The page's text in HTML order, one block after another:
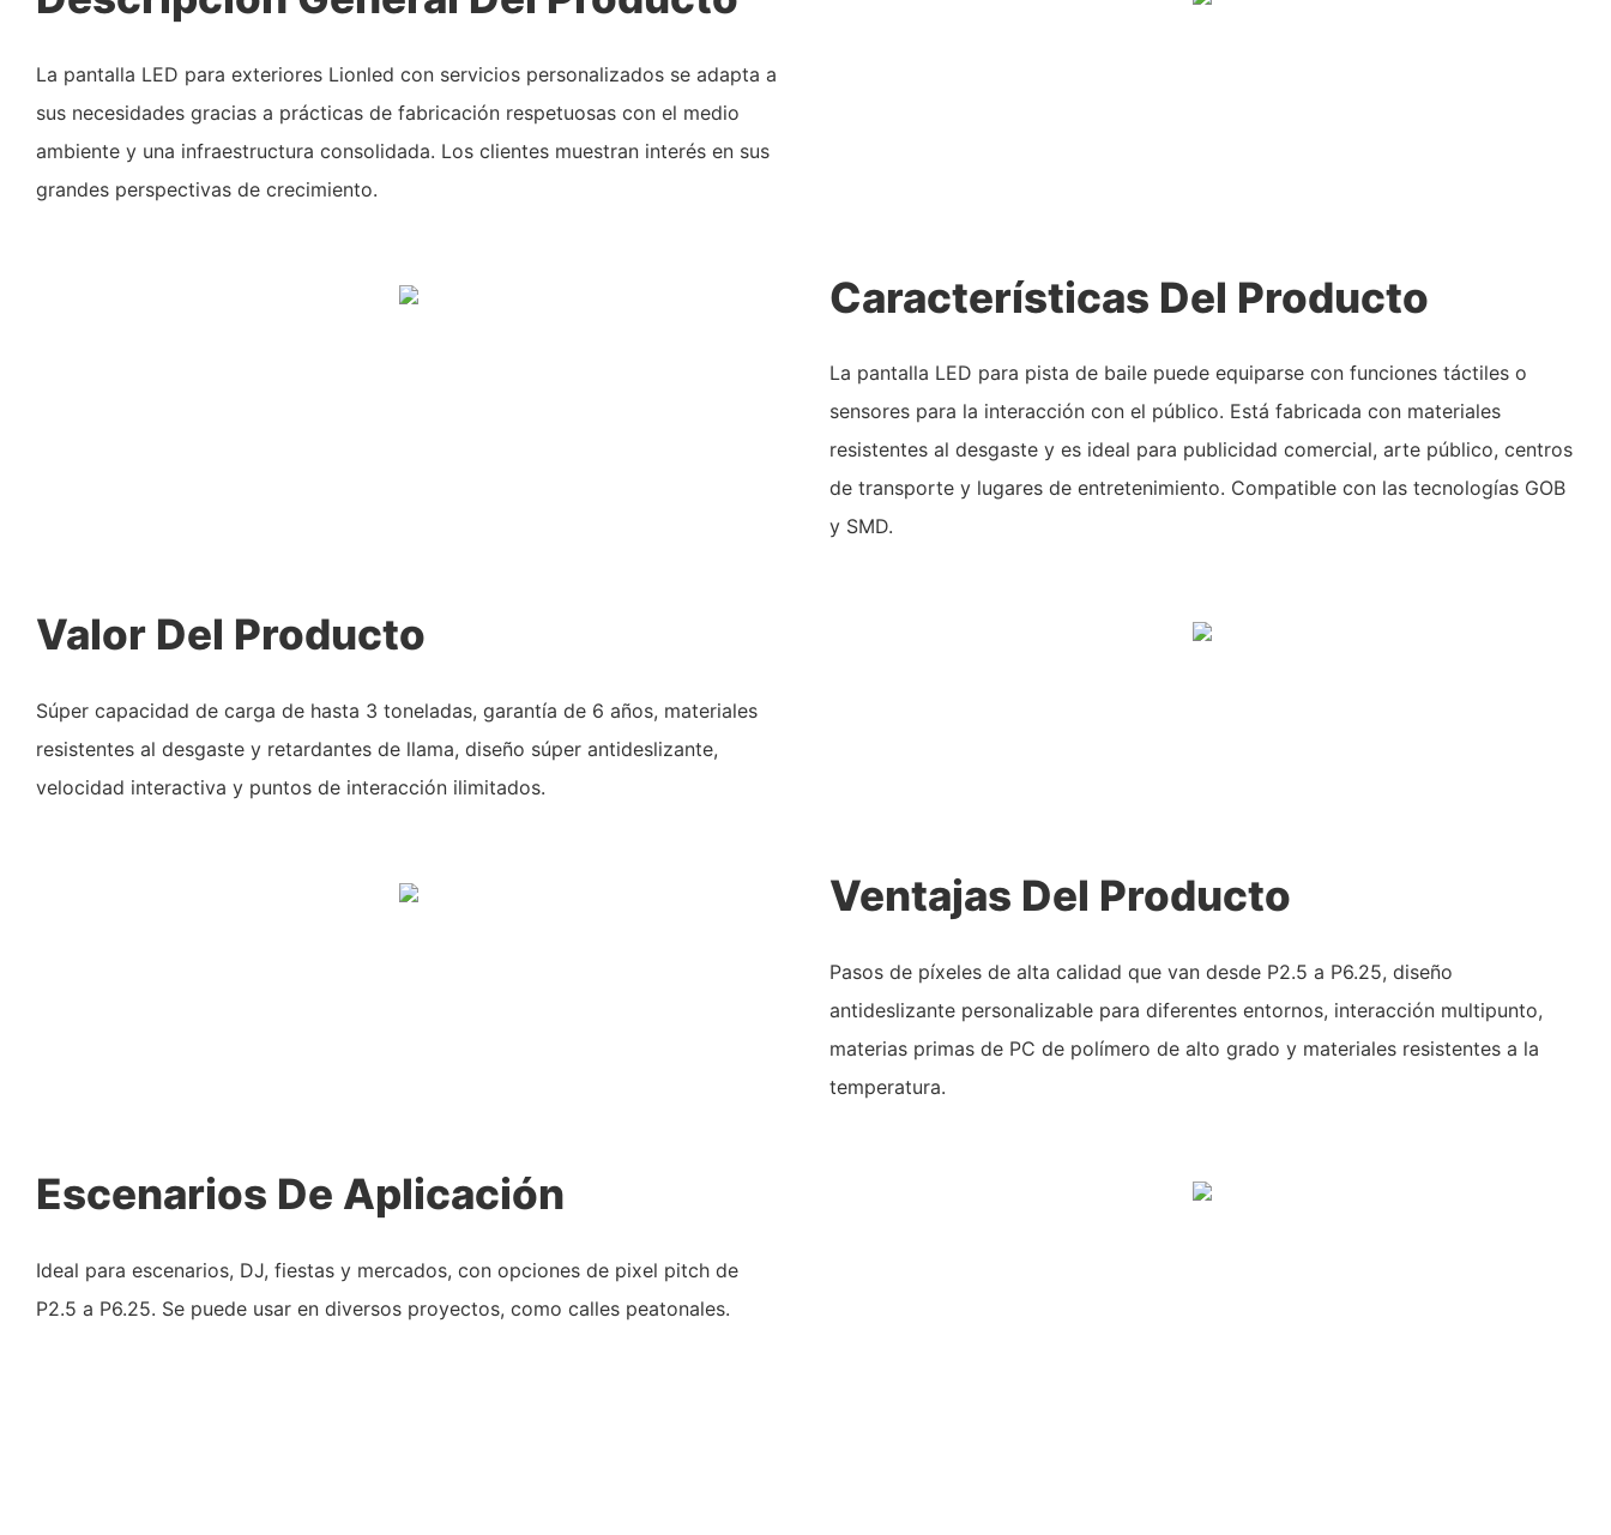
La pantalla LED para exteriores Lionled con servicios personalizados se adapta a
sus necesidades gracias a prácticas de fabricación respetuosas con el medio
ambiente y una infraestructura consolidada. Los clientes muestran interés en sus
grandes perspectivas de crecimiento.
Características Del Producto
La pantalla LED para pista de baile puede equiparse con funciones táctiles o
sensores para la interacción con el público. Está fabricada con materiales
resistentes al desgaste y es ideal para publicidad comercial, arte público, centros
de transporte y lugares de entretenimiento. Compatible con las tecnologías GOB
y SMD.
Valor Del Producto
Súper capacidad de carga de hasta 3 toneladas, garantía de 6 años, materiales
resistentes al desgaste y retardantes de llama, diseño súper antideslizante,
velocidad interactiva y puntos de interacción ilimitados.
Ventajas Del Producto
Pasos de píxeles de alta calidad que van desde P2.5 a P6.25, diseño
antideslizante personalizable para diferentes entornos, interacción multipunto,
materias primas de PC de polímero de alto grado y materiales resistentes a la
temperatura.
Escenarios De Aplicación
Ideal para escenarios, DJ, fiestas y mercados, con opciones de pixel pitch de
P2.5 a P6.25. Se puede usar en diversos proyectos, como calles peatonales.